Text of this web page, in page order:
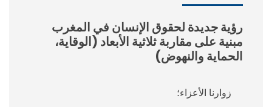
رؤية جديدة لحقوق الإنسان في المغرب
مبنية على مقاربة ثلاثية الأبعاد (الوقاية،
الحماية والنهوض)
زوارنا الأعزاء؛